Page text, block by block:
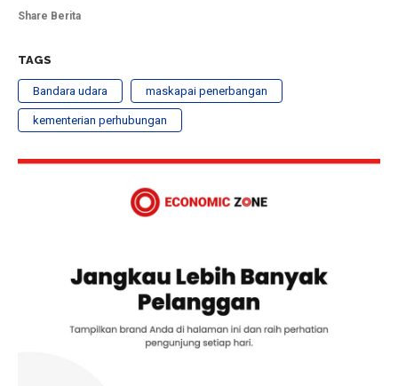
Share Berita
TAGS
Bandara udara maskapai penerbangan
kementerian perhubungan